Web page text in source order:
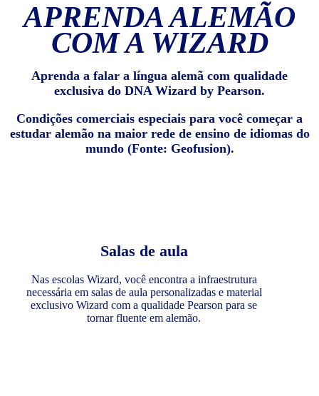
APRENDA ALEMÃO
COM A WIZARD
Aprenda a falar a língua alemã com qualidade
exclusiva do DNA Wizard by Pearson.
Condições comerciais especiais para você começar a
estudar alemão na maior rede de ensino de idiomas do
mundo (Fonte: Geofusion).
Salas de aula
Nas escolas Wizard, você encontra a infraestrutura
necessária em salas de aula personalizadas e material
exclusivo Wizard com a qualidade Pearson para se
tornar fluente em alemão.